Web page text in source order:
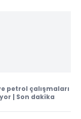
petrol çalışmaları
| Son dakika